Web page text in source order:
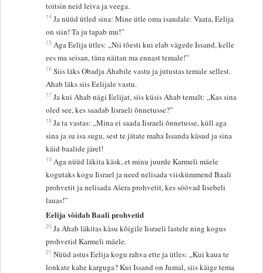
toitsin neid leiva ja veega.
14 Ja nüüd ütled sina: Mine ütle oma isandale: Vaata, Eelija
on siin! Ta ju tapab mu!”
15 Aga Eelija ütles: „Nii tõesti kui elab vägede Issand, kelle
ees ma seisan, täna näitan ma ennast temale!”
16 Siis läks Obadja Ahabile vastu ja jutustas temale sellest.
Ahab läks siis Eelijale vastu.
17 Ja kui Ahab nägi Eelijat, siis küsis Ahab temalt: „Kas sina
oled see, kes saadab Iisraeli õnnetusse?”
18 Ja ta vastas: „Mina ei saada Iisraeli õnnetusse, küll aga
sina ja su isa sugu, sest te jätate maha Issanda käsud ja sina
käid baalide järel!
19 Aga nüüd läkita käsk, et minu juurde Karmeli mäele
kogutaks kogu Iisrael ja need nelisada viiskümmend Baali
prohvetit ja nelisada Ašera prohvetit, kes söövad Iisebeli
lauas!”
Eelija võidab Baali prohvetid
20 Ja Ahab läkitas käsu kõigile Iisraeli lastele ning kogus
prohvetid Karmeli mäele.
21 Nüüd astus Eelija kogu rahva ette ja ütles: „Kui kaua te
lonkate kahe karguga? Kui Issand on Jumal, siis käige tema